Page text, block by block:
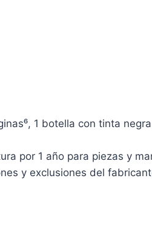
1 botella con tinta
por 1 año para piezas y
y exclusiones del